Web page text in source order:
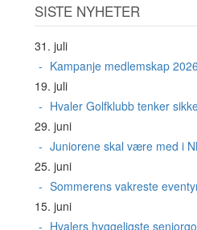
SISTE NYHETER
31. juli
Kampanje medlemskap
19. juli
Hvaler Golfklubb tenker
29. juni
Juniorene skal være med i
25. juni
Sommerens vakreste
15. juni
Hvalers hyggeligste